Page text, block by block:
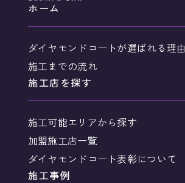
ホーム
ダイヤモンドコートが選ばれる理由
施工までの流れ
施工店を探す
施工可能エリアから探す
加盟施工店一覧
ダイヤモンドコート表彰について
施工事例